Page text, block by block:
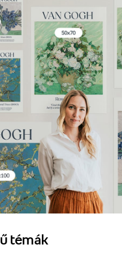
témák